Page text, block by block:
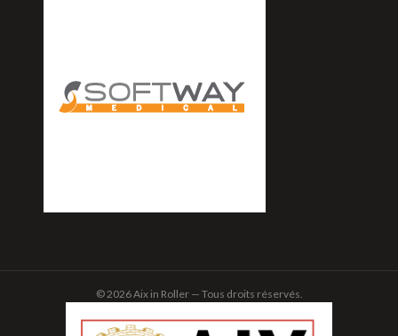
© 2026 Aix in Roller — Tous droits réservés.